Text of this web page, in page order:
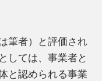
筆者）と評価され
しては、事業者と
と認められる事業